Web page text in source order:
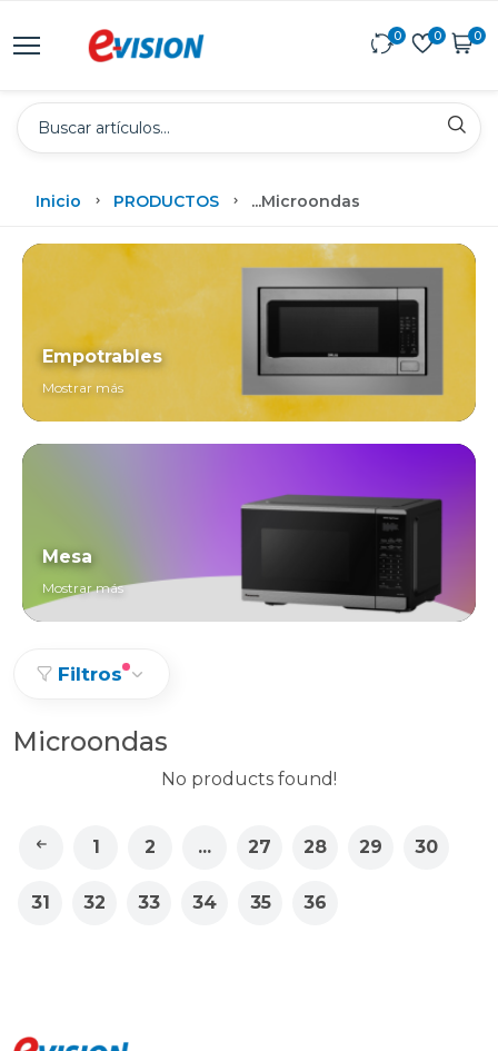
0 0 0
Inicio PRODUCTOS ...Microondas
Empotrables
Mostrar más
Mesa
Mostrar más
Filtros
Microondas
No products found!
1 2 ... 27 28 29 30
31 32 33 34 35 36